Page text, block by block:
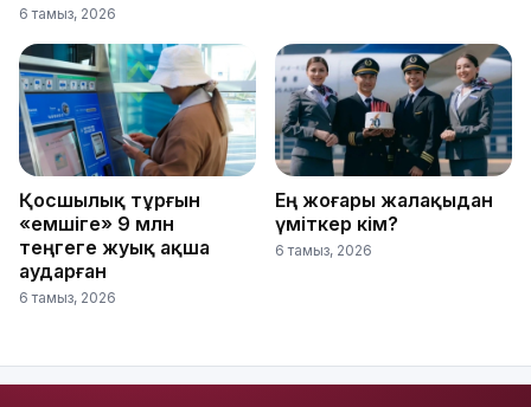
6 тамыз, 2026
Қосшылық тұрғын
«емшіге» 9 млн
теңгеге жуық ақша
аударған
6 тамыз, 2026
Ең жоғары жалақыдан
үміткер кім?
6 тамыз, 2026